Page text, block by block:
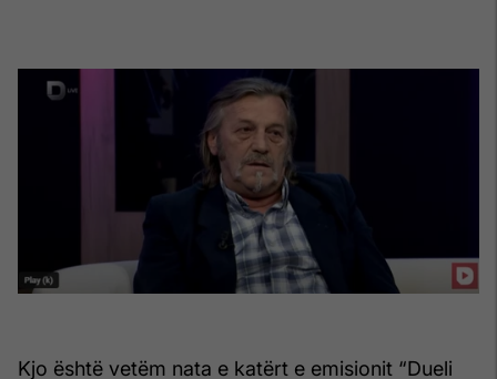
Kjo është vetëm nata e katërt e emisionit “Dueli